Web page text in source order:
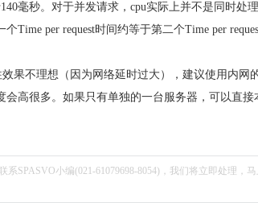
毫秒。对于并发请求，cpu实际上并不是同时处
Time per request时间约等于第二个Time per
不理想（因为网络延时过大），建议使用内网
高很多。如果只有单独的一台服务器，可以直接
SPASVO小编(021-61079698-8054)，我们将立即处理，马